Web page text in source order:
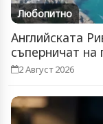
Любопитно
Английската
съперничат на
2 Август 2026